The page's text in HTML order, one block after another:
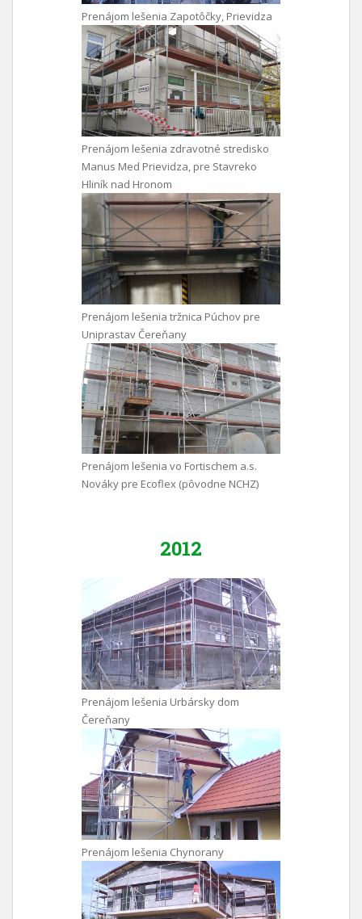
Prenájom lešenia Zapotôčky, Prievidza
Prenájom lešenia zdravotné stredisko
Manus Med Prievidza, pre Stavreko
Hliník nad Hronom
Prenájom lešenia tržnica Púchov pre
Uniprastav Čereňany
Prenájom lešenia vo Fortischem a.s.
Nováky pre Ecoflex (pôvodne NCHZ)
2012
Prenájom lešenia Urbársky dom
Čereňany
Prenájom lešenia Chynorany